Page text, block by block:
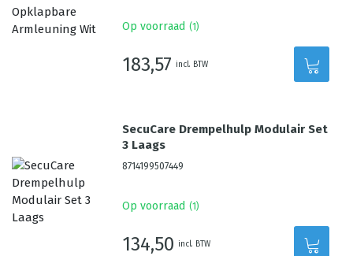
Op voorraad (1 )
183,57 incl. BTW
SecuCare Drempelhulp Modulair Set
3 Laags
8714199507449
Op voorraad (1 )
134,50 incl. BTW